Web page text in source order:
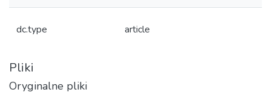
dc.type article
Pliki
Oryginalne pliki